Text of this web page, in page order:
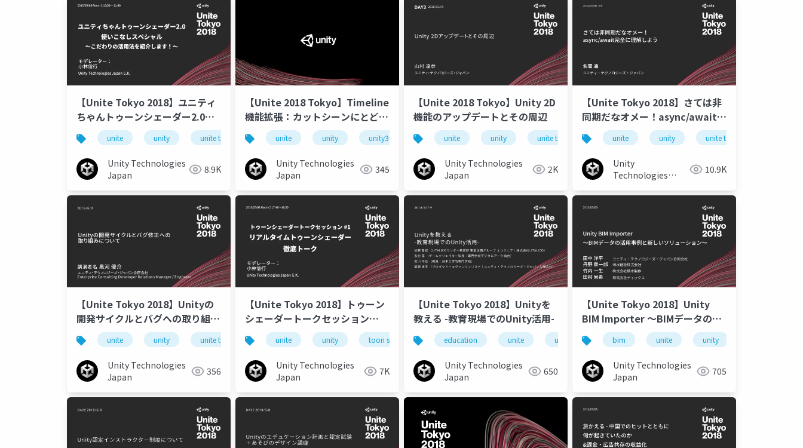
【Unite Tokyo 2018】ユニティ
ちゃんトゥーンシェーダー2.0使
いこなしスペシャル ～こだわり
の活用法を紹介します！～
unite unity unite tokyo 2018 unitetokyo
Unity Technologies
Japan
8.9K
【Unite 2018 Tokyo】Timeline
機能拡張：カットシーンにとどま
らない新たな使い方
unite unity unity3d unite tokyo 2018 unitetokyo
Unity Technologies
Japan
345
【Unite 2018 Tokyo】Unity 2D
機能のアップデートとその周辺
unite unity unite tokyo 2018
Unity Technologies
Japan
2K
【Unite Tokyo 2018】さては非
同期だなオメー！async/await完
全に理解しよう
unite unity unite tokyo 2018
Unity
Technologies
10.9K
【Unite Tokyo 2018】Unityの
開発サイクルとバグへの取り組み
についてunite unity unite tokyo 2018 unite tokyo
Unity Technologies
Japan
356
【Unite Tokyo 2018】トゥーン
シェーダートークセッション
#1『リアルタイムトゥーンシェ
ーダー徹底トーク』
unite unity toon shader unite tokyo 2018
Unity Technologies
Japan
7K
【Unite Tokyo 2018】Unityを
教える -教育現場でのUnity活用-
education unite unity unite tokyo 2018
Unity Technologies
Japan
650
【Unite Tokyo 2018】Unity
BIM Importer ～BIMデータの活
用事例と新しいソリューション～
bim unite unity
Unity Technologies
Japan
705